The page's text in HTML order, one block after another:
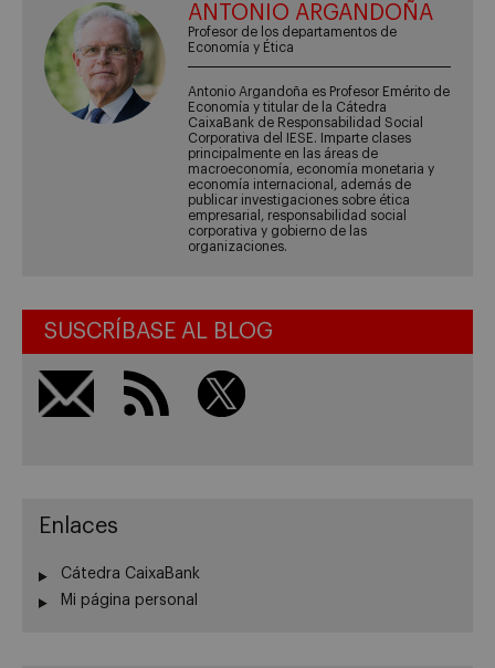
ANTONIO ARGANDOÑA
Profesor de los departamentos de
Economía y Ética
Antonio Argandoña es Profesor Emérito de
Economía y titular de la Cátedra
CaixaBank de Responsabilidad Social
Corporativa del IESE. Imparte clases
principalmente en las áreas de
macroeconomía, economía monetaria y
economía internacional, además de
publicar investigaciones sobre ética
empresarial, responsabilidad social
corporativa y gobierno de las
organizaciones.
SUSCRÍBASE AL BLOG
Enlaces
Cátedra CaixaBank
Mi página personal